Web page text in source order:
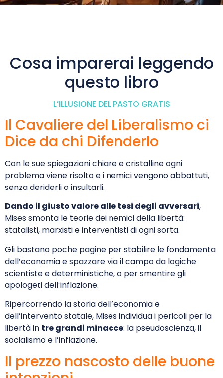
Cosa imparerai leggendo
questo libro​
L’ILLUSIONE DEL PASTO GRATIS
Il Cavaliere del Liberalismo ci
Dice da chi Difenderlo
Con le sue spiegazioni chiare e cristalline ogni
problema viene risolto e i nemici vengono abbattuti,
senza deriderli o insultarli.
Dando il giusto valore alle tesi degli avversari,
Mises smonta le teorie dei nemici della libertà:
statalisti, marxisti e interventisti di ogni sorta.
Gli bastano poche pagine per stabilire le fondamenta
dell’economia e spazzare via il campo da logiche
scientiste e deterministiche, o per smentire gli
apologeti dell’inflazione.
Ripercorrendo la storia dell’economia e
dell’intervento statale, Mises individua i pericoli per la
libertà in tre grandi minacce: la pseudoscienza, il
socialismo e l’inflazione.
Il prezzo nascosto delle buone